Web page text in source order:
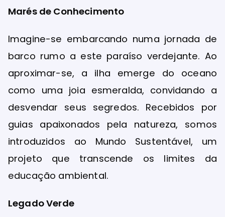
Marés de Conhecimento
Imagine-se embarcando numa jornada de
barco rumo a este paraíso verdejante. Ao
aproximar-se, a ilha emerge do oceano
como uma joia esmeralda, convidando a
desvendar seus segredos. Recebidos por
guias apaixonados pela natureza, somos
introduzidos ao Mundo Sustentável, um
projeto que transcende os limites da
educação ambiental.
Legado Verde